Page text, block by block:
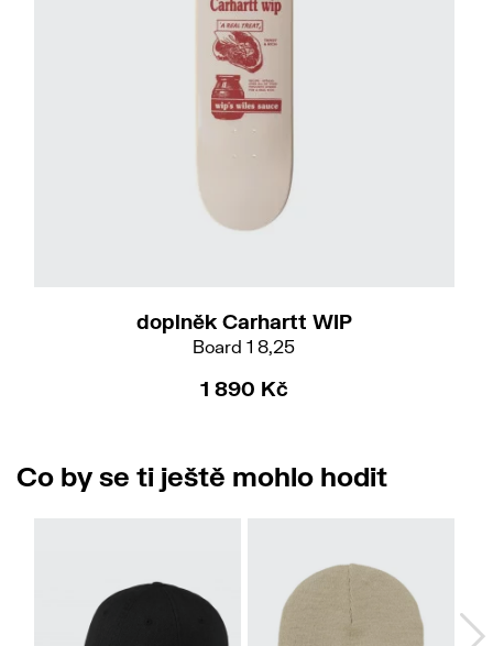
doplněk Carhartt WIP
Board 1 8,25
1 890 Kč
Co by se ti ještě mohlo hodit